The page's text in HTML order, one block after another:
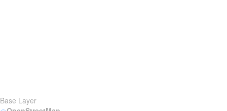
Base Layer